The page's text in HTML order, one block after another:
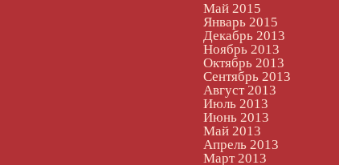
Май 2015
Январь 2015
Декабрь 2013
Ноябрь 2013
Октябрь 2013
Сентябрь 2013
Август 2013
Июль 2013
Июнь 2013
Май 2013
Апрель 2013
Март 2013